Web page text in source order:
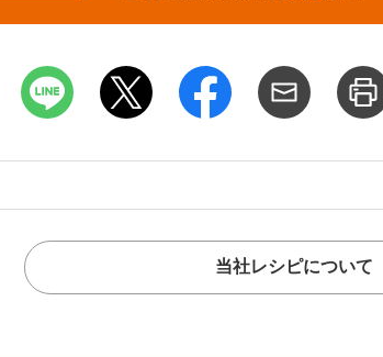
当社レシピについて